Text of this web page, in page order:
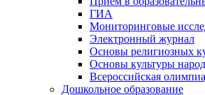
ГИА
Мониторинговые
Электронный журнал
Основы религиозных
Основы культуры
Всероссийская
Дошкольное образование